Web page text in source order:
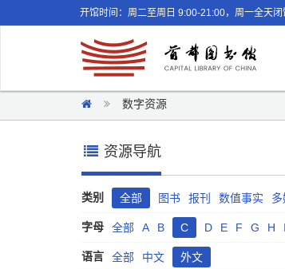
开馆时间：周二至周日 9:00-21:00，周一全天闭
数字资源
资源导航
类别 全部 图书 报刊 数值事实
字母 全部 A B C D E F G H I
语言 全部 中文 外文